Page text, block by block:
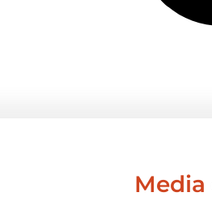
Media